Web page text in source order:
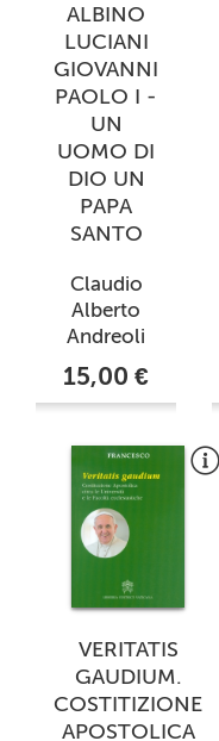
ALBINO
LUCIANI
GIOVANNI
PAOLO I -
UN
UOMO DI
DIO UN
PAPA
SANTO
Claudio
Alberto
Andreoli
15,00 €
VERITATIS
GAUDIUM.
COSTITIZIONE
APOSTOLICA